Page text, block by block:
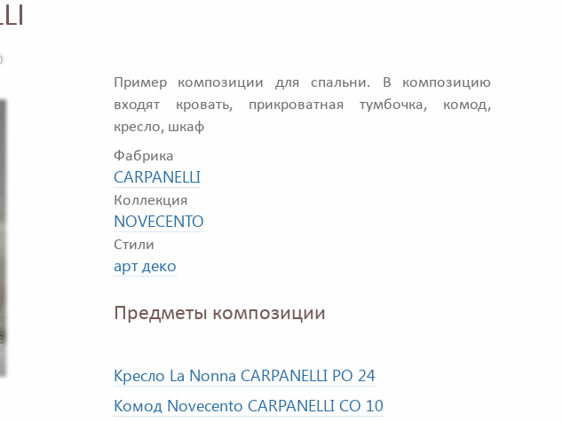
Пример композиции для спальни. В композицию
входят кровать, прикроватная тумбочка, комод,
кресло, шкаф
Фабрика
CARPANELLI
Коллекция
NOVECENTO
Стили
арт деко
Предметы композиции
Кресло La Nonna CARPANELLI PO 24
Комод Novecento CARPANELLI CO 10